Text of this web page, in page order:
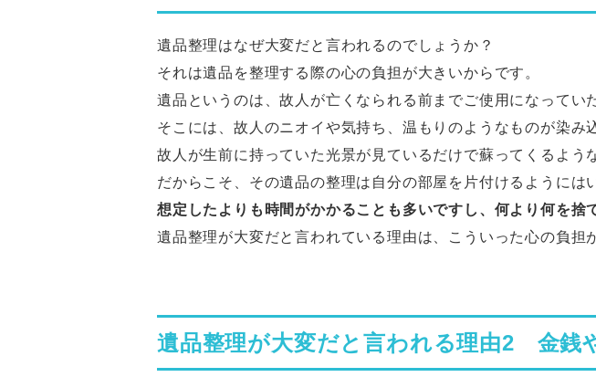
遺品整理はなぜ大変だと言われるのでしょうか？
それは遺品を整理する際の心の負担が大きいからです。
遺品というのは、故人が亡くなられる前までご使用になってい
そこには、故人のニオイや気持ち、温もりのようなものが染み
故人が生前に持っていた光景が見ているだけで蘇ってくるよう
だからこそ、その遺品の整理は自分の部屋を片付けるようには
想定したよりも時間がかかることも多いですし、何より何を捨
遺品整理が大変だと言われている理由は、こういった心の負担
遺品整理が大変だと言われる理由2 金銭